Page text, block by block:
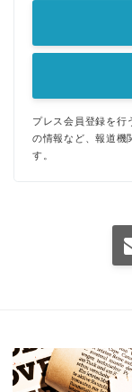
プレス会員登録を行
の情報など、報道機
す。